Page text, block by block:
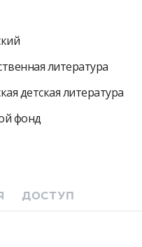
литература
детская литература
фонд
ДОСТУП